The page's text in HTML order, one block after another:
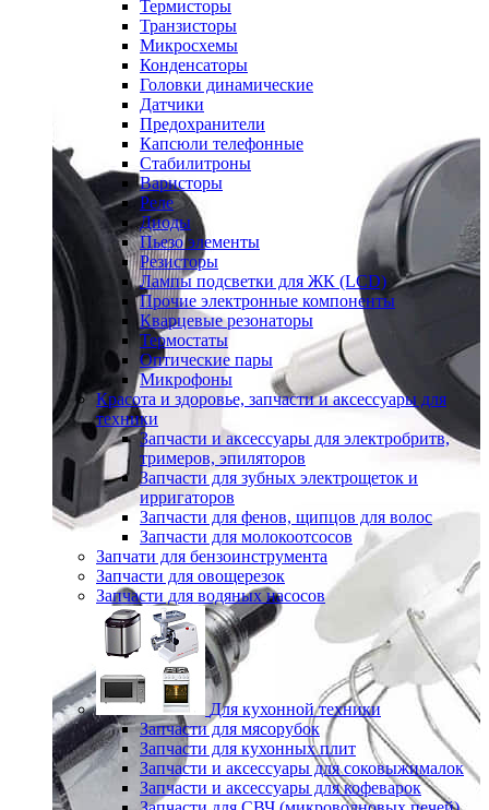
Термисторы
Транзисторы
Микросхемы
Конденсаторы
Головки динамические
Датчики
Предохранители
Капсюли телефонные
Стабилитроны
Варисторы
Реле
Диоды
Пьезо элементы
Резисторы
Лампы подсветки для ЖК (LCD)
Прочие электронные компоненты
Кварцевые резонаторы
Термостаты
Оптические пары
Микрофоны
Красота и здоровье, запчасти и аксессуары для
техники
Запчасти и аксессуары для электробритв,
тримеров, эпиляторов
Запчасти для зубных электрощеток и
ирригаторов
Запчасти для фенов, щипцов для волос
Запчасти для молокоотсосов
Запчати для бензоинструмента
Запчасти для овощерезок
Запчасти для водяных насосов
Для кухонной техники
Запчасти для мясорубок
Запчасти для кухонных плит
Запчасти и аксессуары для соковыжималок
Запчасти и аксессуары для кофеварок